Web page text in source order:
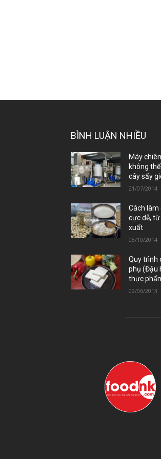
BÌNH LUẬN NHIỀU
Máy
không
cây sấy
21/07/2014
Cách làm
cực dễ,
xuất
08/10/2014
Quy trình
phụ (Đậu
thực
09/06/2013